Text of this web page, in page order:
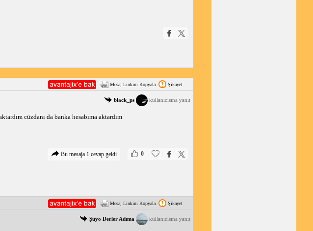
Mesaj Linkini Kopyala Şikayet
black_ps kullanıcısına yanıt
cüzdanı da banka hesabıma aktardım
0
Bu mesaja 1 cevap geldi
Mesaj Linkini Kopyala Şikayet
Şuyo Derler Adıma kullanıcısına yanıt